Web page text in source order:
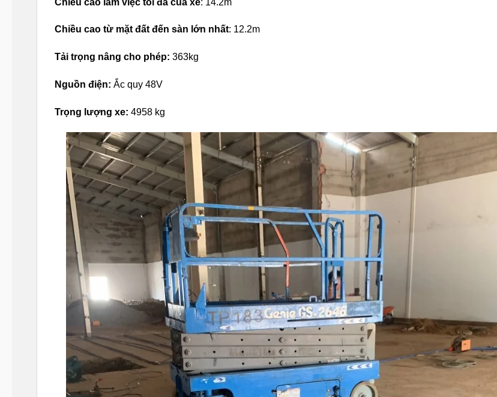
Chiều cao từ mặt đất đến sàn lớn nhất: 12.2m
Tải trọng nâng cho phép: 363kg
Nguồn điện: Ắc quy 48V
Trọng lượng xe: 4958 kg